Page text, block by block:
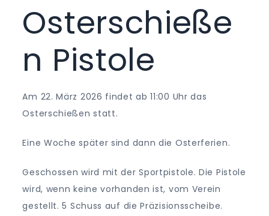
Osterschieße
n Pistole
Am 22. März 2026 findet ab 11:00 Uhr das
Osterschießen statt.
Eine Woche später sind dann die Osterferien.
Geschossen wird mit der Sportpistole. Die Pistole
wird, wenn keine vorhanden ist, vom Verein
gestellt. 5 Schuss auf die Präzisionsscheibe.